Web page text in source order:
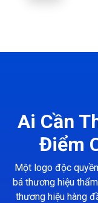
Ai Cần
Điểm
Một logo độc
bá thương hiệu
thương hiệu hàng